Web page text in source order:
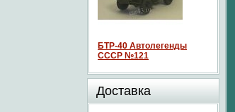
БТР-40 Автолегенды
СССР №121
Доставка